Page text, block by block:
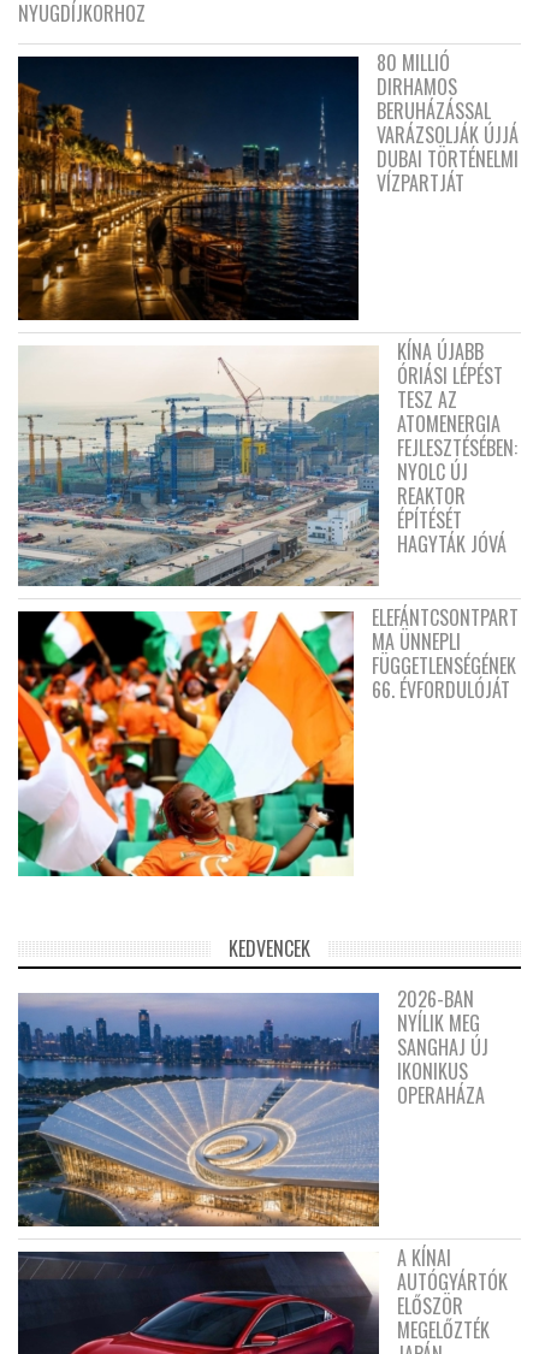
NYUGDÍJKORHOZ
80 MILLIÓ
DIRHAMOS
BERUHÁZÁSSAL
VARÁZSOLJÁK ÚJJÁ
DUBAI TÖRTÉNELMI
VÍZPARTJÁT
KÍNA ÚJABB
ÓRIÁSI LÉPÉST
TESZ AZ
ATOMENERGIA
FEJLESZTÉSÉBEN:
NYOLC ÚJ
REAKTOR
ÉPÍTÉSÉT
HAGYTÁK JÓVÁ
ELEFÁNTCSONTPART
MA ÜNNEPLI
FÜGGETLENSÉGÉNEK
66. ÉVFORDULÓJÁT
KEDVENCEK
2026-BAN
NYÍLIK MEG
SANGHAJ ÚJ
IKONIKUS
OPERAHÁZA
A KÍNAI
AUTÓGYÁRTÓK
ELŐSZÖR
MEGELŐZTÉK